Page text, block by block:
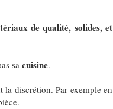
de qualité, solides, et
sacuisine.
la discrétion. Par exemple en